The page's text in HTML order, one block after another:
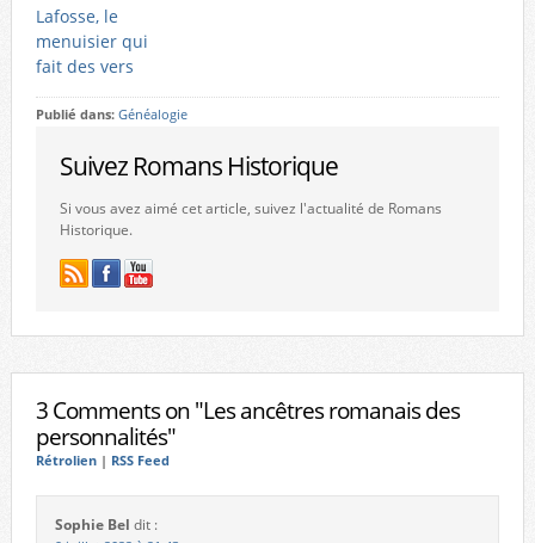
Lafosse, le
menuisier qui
fait des vers
Publié dans: Généalogie
Suivez Romans Historique
Si vous avez aimé cet article, suivez l'actualité de Romans
Historique.
3 Comments on "Les ancêtres romanais des
personnalités"
Rétrolien| RSS Feed
Sophie Bel dit :